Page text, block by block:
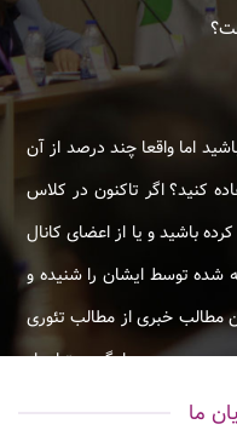
اما واقعا چند درصد از آن
کنید؟ اگر تاکنون در کلاس
باشید و یا از اعضای کانال
شده توسط ایشان را شنیده و
مطالب خبری از مطالب تئوری
بوده و به سادگی میتوان از
آموزش مدیریت هم توسطما